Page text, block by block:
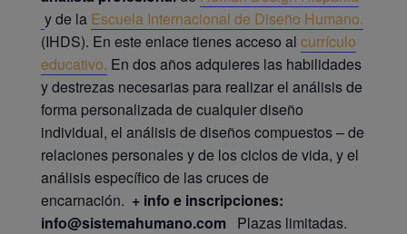
y de la Escuela Internacional de Diseño Humano.
(IHDS). En este enlace tienes acceso al currículo
educativo. En dos años adquieres las habilidades
y destrezas necesarias para realizar el análisis de
forma personalizada de cualquier diseño
individual, el análisis de diseños compuestos – de
relaciones personales y de los ciclos de vida, y el
análisis específico de las cruces de
encarnación. + info e inscripciones:
info@sistemahumano.com
Plazas limitadas.